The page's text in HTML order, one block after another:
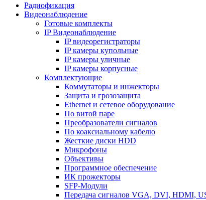
Радиофикация
Видеонаблюдение
Готовые комплекты
IP Видеонаблюдение
IP видеорегистраторы
IP камеры купольные
IP камеры уличные
IP камеры корпусные
Комплектующие
Коммутаторы и инжекторы
Защита и грозозащита
Ethernet и сетевое оборудование
По витой паре
Преобразователи сигналов
По коаксиальному кабелю
Жесткие диски HDD
Микрофоны
Объективы
Программное обеспечение
ИК прожекторы
SFP-Модули
Передача сигналов VGA, DVI, HDMI,